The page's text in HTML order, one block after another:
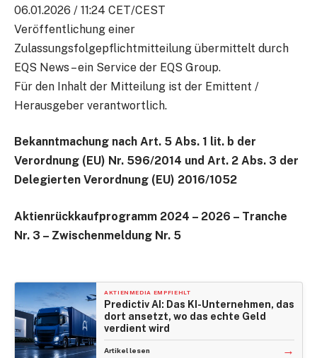
06.01.2026 / 11:24 CET/CEST
Veröffentlichung einer
Zulassungsfolgepflichtmitteilung übermittelt durch
EQS News – ein Service der EQS Group.
Für den Inhalt der Mitteilung ist der Emittent /
Herausgeber verantwortlich.
Bekanntmachung nach Art. 5 Abs. 1 lit. b der
Verordnung (EU) Nr. 596/2014 und Art. 2 Abs. 3 der
Delegierten Verordnung (EU) 2016/1052
Aktienrückkaufprogramm 2024 – 2026 – Tranche
Nr. 3 – Zwischenmeldung Nr. 5
AKTIENMEDIA EMPFIEHLT
Predictiv AI: Das KI-Unternehmen, das
dort ansetzt, wo das echte Geld
verdient wird
Artikel lesen →